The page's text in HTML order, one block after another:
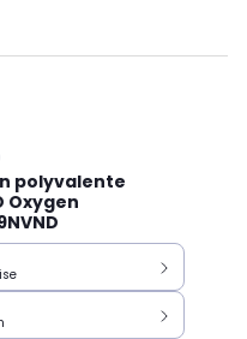
polyvalente
Oxygen